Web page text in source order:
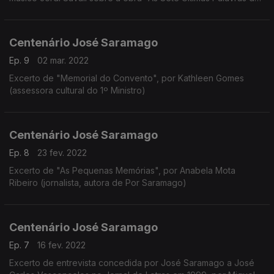
Centenário José Saramago
Ep. 9
02 mar. 2022
Excerto de "Memorial do Convento", por Kathleen Gomes
(assessora cultural do 1º Ministro)
Centenário José Saramago
Ep. 8
23 fev. 2022
Excerto de "As Pequenas Memórias", por Anabela Mota
Ribeiro (jornalista, autora de Por Saramago)
Centenário José Saramago
Ep. 7
16 fev. 2022
Excerto de entrevista concedida por José Saramago a José